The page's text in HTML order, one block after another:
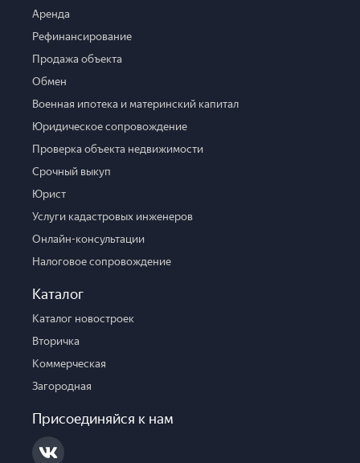
Аренда
Рефинансирование
Продажа объекта
Обмен
Военная ипотека и материнский капитал
Юридическое сопровождение
Проверка объекта недвижимости
Срочный выкуп
Юрист
Услуги кадастровых инженеров
Онлайн-консультации
Налоговое сопровождение
Каталог
Каталог новостроек
Вторичка
Коммерческая
Загородная
Присоединяйся к нам